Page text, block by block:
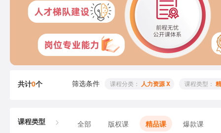
共计0个 筛选条件 课程分类： 人力资源 X 课程类型：
课程类型 全部 版权课 精品课 爆款课